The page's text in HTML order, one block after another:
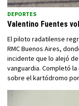
DEPORTES
Valentino Fuentes
El piloto radatilense
RMC Buenos Aires,
incidente que lo alejó
vanguardia. Completó
sobre el kartódromo